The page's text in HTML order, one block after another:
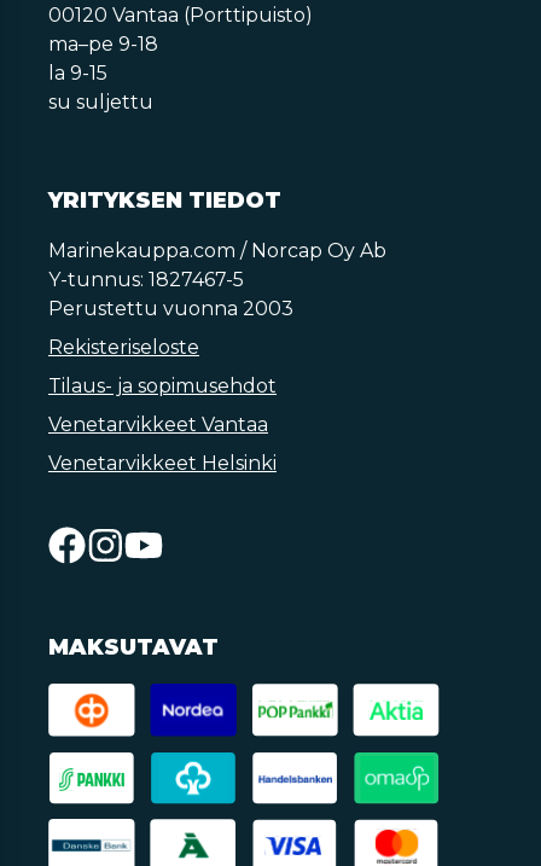
00120 Vantaa (Porttipuisto)
ma–pe 9-18
la 9-15
su suljettu
YRITYKSEN TIEDOT
Marinekauppa.com / Norcap Oy Ab
Y-tunnus: 1827467-5
Perustettu vuonna 2003
Rekisteriseloste
Tilaus- ja sopimusehdot
Venetarvikkeet Vantaa
Venetarvikkeet Helsinki
MAKSUTAVAT